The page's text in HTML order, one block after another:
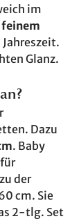
im
feinem
Glanz.
Dazu
. Baby
der
cm. Sie
2-tlg. Set